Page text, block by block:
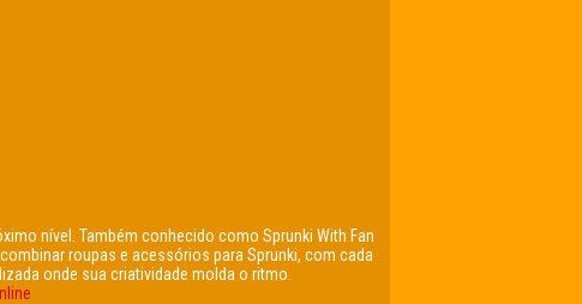
nível. Também conhecido como Sprunki With Fan
roupas e acessórios para Sprunki, com cada
onde sua criatividade molda o ritmo.